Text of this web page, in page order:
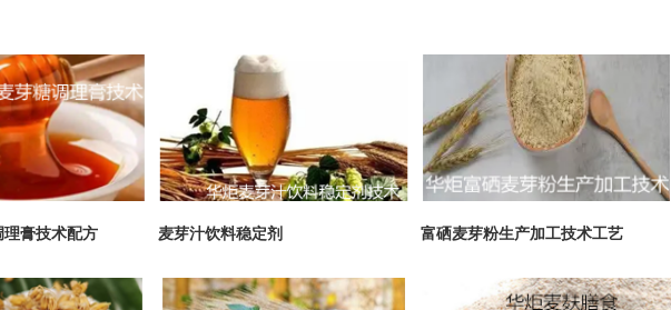
膏技术配方 麦芽汁饮料稳定剂 富硒麦芽粉生产加工技术工艺